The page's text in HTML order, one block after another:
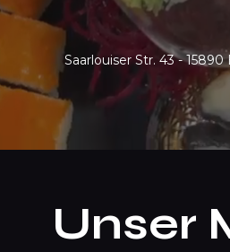
Saarlouiser Str. 43 -
Unser